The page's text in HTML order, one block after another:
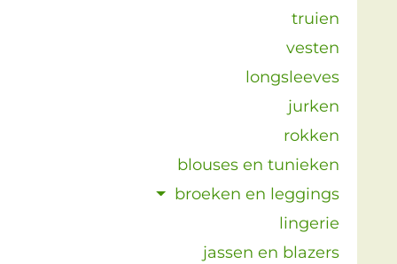
truien
vesten
longsleeves
jurken
rokken
blouses en tunieken
broeken en leggings
lingerie
jassen en blazers